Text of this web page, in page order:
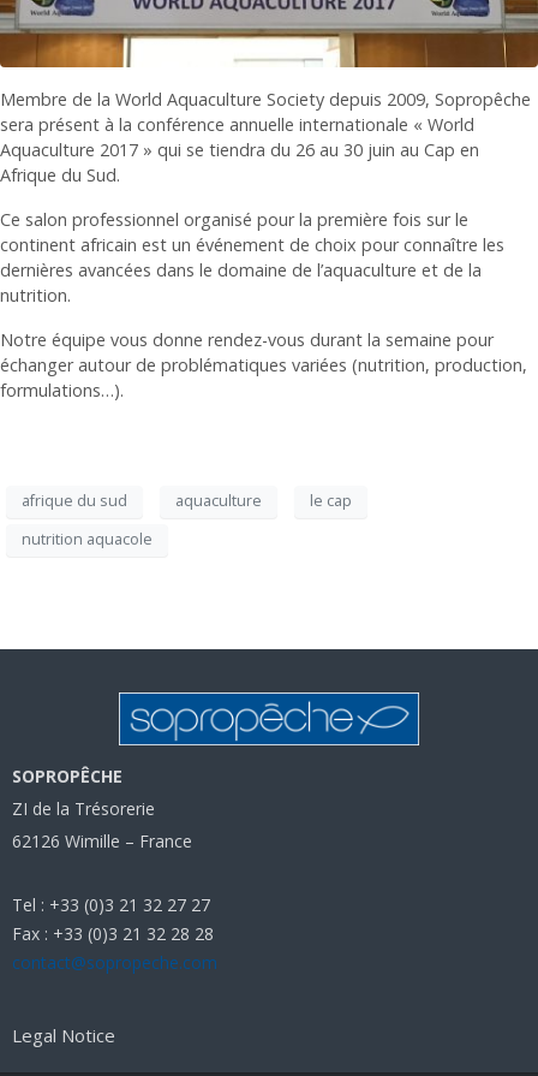
Membre de la World Aquaculture Society depuis 2009, Sopropêche
sera présent à la conférence annuelle internationale « World
Aquaculture 2017 » qui se tiendra du 26 au 30 juin au Cap en
Afrique du Sud.
Ce salon professionnel organisé pour la première fois sur le
continent africain est un événement de choix pour connaître les
dernières avancées dans le domaine de l’aquaculture et de la
nutrition.
Notre équipe vous donne rendez-vous durant la semaine pour
échanger autour de problématiques variées (nutrition, production,
formulations…).
afrique du sud aquaculture
le cap
nutrition aquacole
SOPROPÊCHE
ZI de la Trésorerie
62126 Wimille – France
Tel : +33 (0)3 21 32 27 27
Fax : +33 (0)3 21 32 28 28
contact@sopropeche.com
Legal Notice